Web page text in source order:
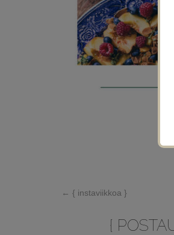
← { instaviikkoa }
{